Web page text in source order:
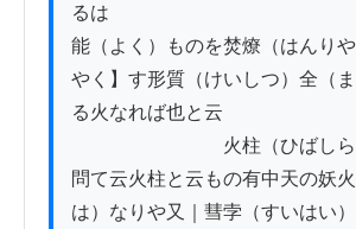
るは
能（よく）ものを焚燎（はんりや
やく】す形質（けいしつ）全（
る火なれば也と云
火柱（ひばしら
問て云火柱と云もの有中天の妖火
は）なりや又｜彗孛（すいはい